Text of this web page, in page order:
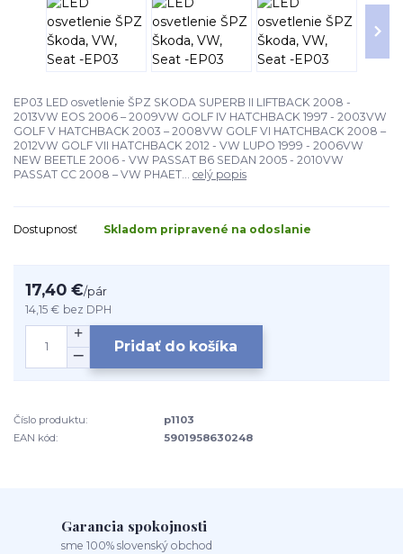
EP03 LED osvetlenie ŠPZ SKODA SUPERB II LIFTBACK 2008 -
2013VW EOS 2006 – 2009VW GOLF IV HATCHBACK 1997 - 2003VW
GOLF V HATCHBACK 2003 – 2008VW GOLF VI HATCHBACK 2008 –
2012VW GOLF VII HATCHBACK 2012 - VW LUPO 1999 - 2006VW
NEW BEETLE 2006 - VW PASSAT B6 SEDAN 2005 - 2010VW
PASSAT CC 2008 – VW PHAET... celý popis
Dostupnosť Skladom pripravené na odoslanie
17,40 €/pár
14,15 € bez DPH
Pridať do košíka
Číslo produktu:
p1103
EAN kód:
5901958630248
Garancia spokojnosti
sme 100% slovenský obchod